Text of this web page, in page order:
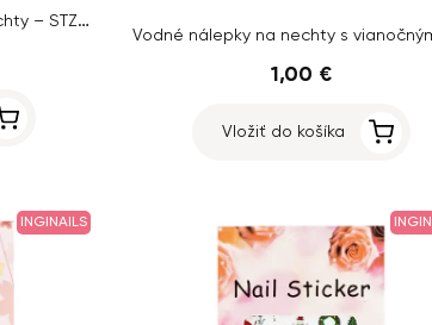
Luxusné vodné nálepky na nechty – STZ-841
1,00 €
Vložiť do košíka
INGINAILS